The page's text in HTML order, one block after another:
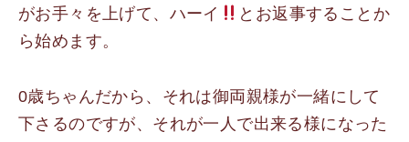
がお手々を上げて、ハーイ
とお返事することか
ら始めます。
0歳ちゃんだから、それは御両親様が一緒にして
下さるのですが、それが一人で出来る様になった